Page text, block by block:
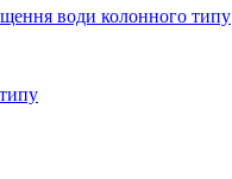
води колонного типу